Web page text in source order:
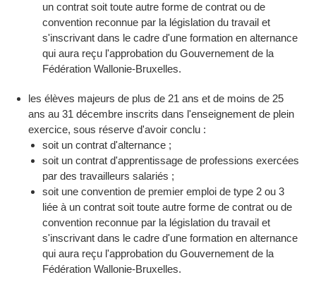
un contrat soit toute autre forme de contrat ou de
convention reconnue par la législation du travail et
s'inscrivant dans le cadre d'une formation en alternance
qui aura reçu l'approbation du Gouvernement de la
Fédération Wallonie-Bruxelles.
les élèves majeurs de plus de 21 ans et de moins de 25
ans au 31 décembre inscrits dans l'enseignement de plein
exercice, sous réserve d'avoir conclu :
soit un contrat d'alternance ;
soit un contrat d'apprentissage de professions exercées
par des travailleurs salariés ;
soit une convention de premier emploi de type 2 ou 3
liée à un contrat soit toute autre forme de contrat ou de
convention reconnue par la législation du travail et
s'inscrivant dans le cadre d'une formation en alternance
qui aura reçu l'approbation du Gouvernement de la
Fédération Wallonie-Bruxelles.